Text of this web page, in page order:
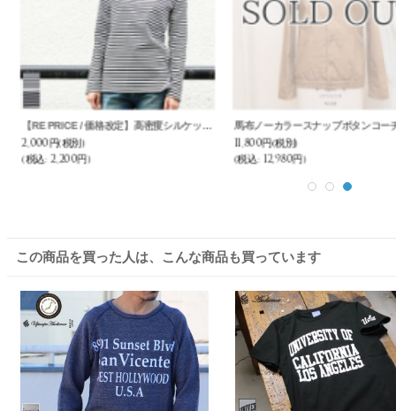
リネンキャンバスノーカラーコート [Lady's] / Upscape Audience
9,800円(税別)
(税込: 10,780円)
13,800円(税別)
(税込: 15,180円)
この商品を買った人は、こんな商品も買っています